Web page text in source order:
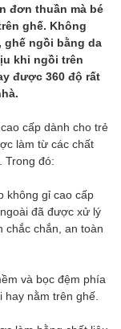
đơn thuần mà bé
ghế. Không
ghế ngồi bằng da
khi ngồi trên
được 360 độ rất
cấp dành cho trẻ
làm từ các chất
Trong đó:
không gỉ cao cấp
đã được xử lý
chắc chắn, an toàn
và bọc đệm phía
nằm trên ghế.